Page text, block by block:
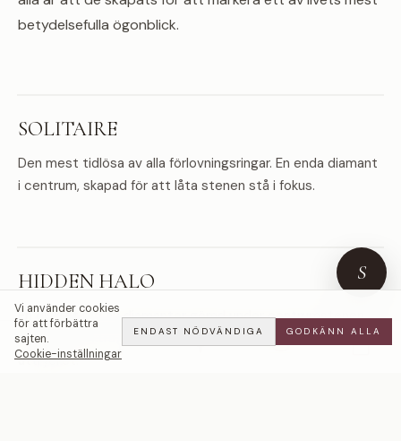
betydelsefulla ögonblick.
SOLITAIRE
Den mest tidlösa av alla förlovningsringar. En enda diamant
i centrum, skapad för att låta stenen stå i fokus.
HIDDEN HALO
En diskret rad av diamanter gömd under centrumstenen
som tillför extra ljus utan att förändra det klassiska
uttrycket.
S
Vi använder cookies
för att förbättra
sajten.
Cookie-inställningar
ENDAST NÖDVÄNDIGA GODKÄNN ALLA